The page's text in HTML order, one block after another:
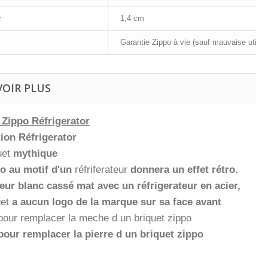
1,4 cm
Garantie Zippo à vie (sauf mauvaise
PLUS
Réfrigerator
Réfrigerator
mythique
au motif d'un réfriferateur donnera un effet rétro.
blanc cassé mat avec un réfrigerateur en acier,
a aucun logo de la marque sur sa face avant
remplacer la meche d un briquet zippo
remplacer la pierre d un briquet zippo